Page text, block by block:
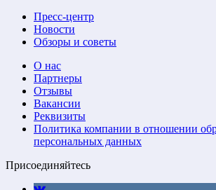
Пресс-центр
Новости
Обзоры и советы
О нас
Партнеры
Отзывы
Вакансии
Реквизиты
Политика компании в отношении
персональных данных
Присоединяйтесь